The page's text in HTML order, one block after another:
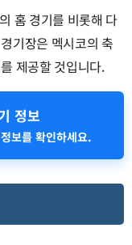
홈 경기를 비롯해 다
기장은 멕시코의 축
제공할 것입니다.
정보
보를 확인하세요.